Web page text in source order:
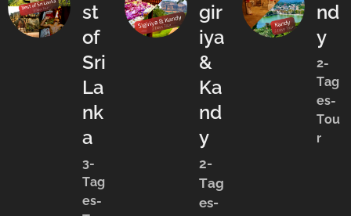
st
of
Sri
La
nk
a
3-
Tag
es-
gir
iya
&
Ka
nd
y
2-
Tag
es-
nd
y
2-
Tag
es-
Tou
r